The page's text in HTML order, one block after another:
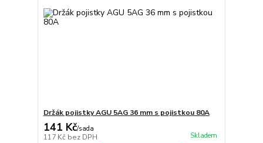
Držák pojistky AGU 5AG 36 mm s pojistkou 80A
141 Kč/sada
117 Kč bez DPH Skladem